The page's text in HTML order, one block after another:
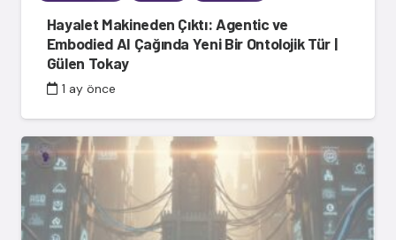
Hayalet Makineden Çıktı: Agentic ve
Embodied AI Çağında Yeni Bir Ontolojik Tür |
Gülen Tokay
1 ay önce